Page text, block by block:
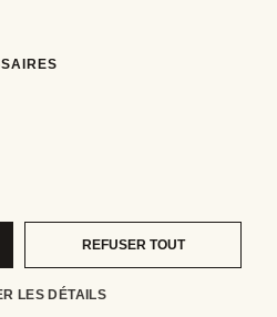
REFUSER TOUT
LES DÉTAILS